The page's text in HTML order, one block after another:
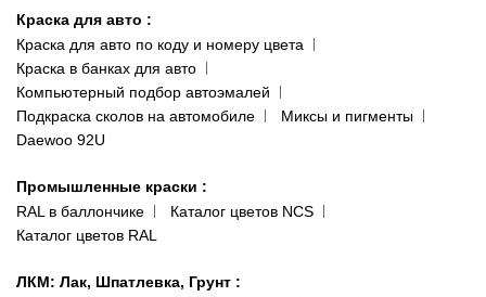
093 611-39-23
(ориентир: Интайм №40)
Одесса
пр-т Акад. Глушко, 29
066 554-97-70
Доставка и оплата
Сотрудничество
Наши публикации
Публичная оферта
Политика конфиденциальности
Краска для авто :
Краска для авто по коду и номеру цвета
Краска в банках для авто
Компьютерный подбор автоэмалей
Подкраска сколов на автомобиле
Миксы и пигменты
Daewoo 92U
Промышленные краски :
RAL в баллончике
Каталог цветов NCS
Каталог цветов RAL
ЛКМ: Лак, Шпатлевка, Грунт :